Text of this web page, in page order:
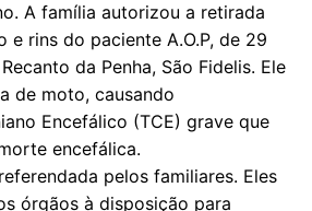
A família autorizou a retirada
e rins do paciente A.O.P, de 29
da Penha, São Fidelis. Ele
de moto, causando
Encefálico (TCE) grave que
encefálica.
pelos familiares. Eles
órgãos à disposição para